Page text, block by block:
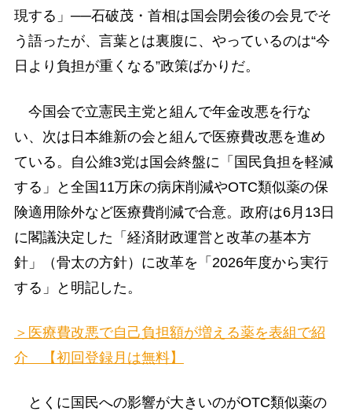
現する」──石破茂・首相は国会閉会後の会見でそ
う語ったが、言葉とは裏腹に、やっているのは“今
日より負担が重くなる”政策ばかりだ。
今国会で立憲民主党と組んで年金改悪を行な
い、次は日本維新の会と組んで医療費改悪を進め
ている。自公維3党は国会終盤に「国民負担を軽減
する」と全国11万床の病床削減やOTC類似薬の保
険適用除外など医療費削減で合意。政府は6月13日
に閣議決定した「経済財政運営と改革の基本方
針」（骨太の方針）に改革を「2026年度から実行
する」と明記した。
＞医療費改悪で自己負担額が増える薬を表組で紹
介 【初回登録月は無料】
とくに国民への影響が大きいのがOTC類似薬の